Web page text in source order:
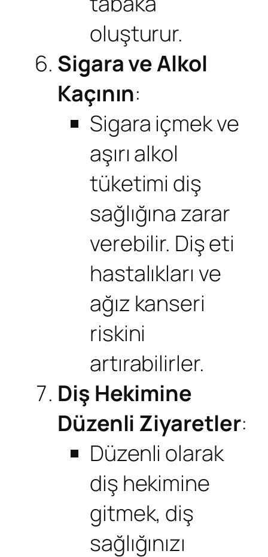
oluşturur.
Sigara ve Alkol
Kaçının:
Sigara içmek ve
aşırı alkol
tüketimi diş
sağlığına zarar
verebilir. Diş eti
hastalıkları ve
ağız kanseri
riskini
artırabilirler.
Diş Hekimine
Düzenli Ziyaretler:
Düzenli olarak
diş hekimine
gitmek, diş
sağlığınızı